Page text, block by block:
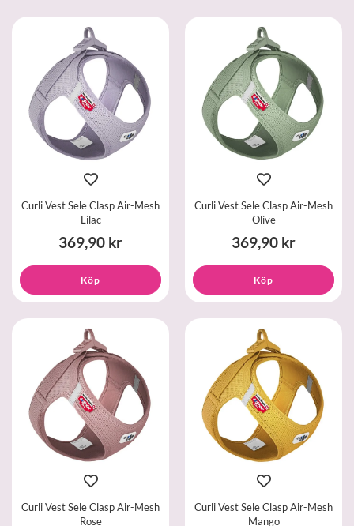
Curli Vest Sele Clasp Air-Mesh
Lilac
369,90 kr
Köp
Curli Vest Sele Clasp Air-Mesh
Olive
369,90 kr
Köp
Curli Vest Sele Clasp Air-Mesh
Rose
Curli Vest Sele Clasp Air-Mesh
Mango